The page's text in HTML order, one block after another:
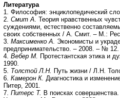
Литература
1. Философия: энциклопедический
2. Смит А. Теория нравственных
суждениями, естественно
своих собственных / А. Смит. – М.:
3. Максименко А. Экономисты и
предпринимательство. – 2008. – № 12.
4. Вебер М. Протестантская этика и
1990.
5. Толстой Л.Н. Путь жизни / Л.Н.
6. Камерон К. Диагностика и
Питер, 2001.
7. Питерс Т. В поисках